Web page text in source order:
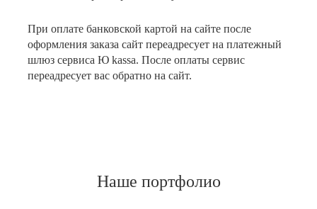
При оплате банковской картой на сайте после
оформления заказа сайт переадресует на платежный
шлюз сервиса Ю kassa. После оплаты сервис
переадресует вас обратно на сайт.
Наше портфолио